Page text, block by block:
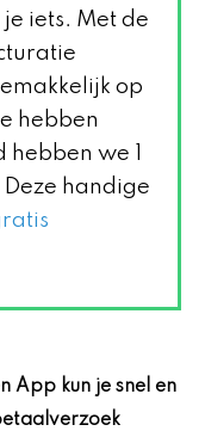
iets. Met de
op
hebben
we 1
handige
App kun je snel en